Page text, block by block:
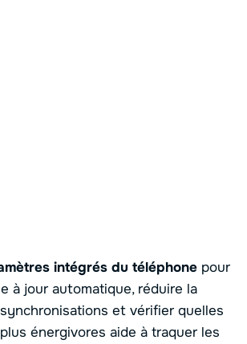
intégrés du téléphone pour
à jour automatique, réduire la
et vérifier quelles
énergivores aide à traquer les